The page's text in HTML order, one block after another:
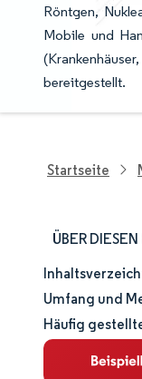
Röntgen,
Mobile und
bereitgestellt.
Startseite
ÜBER
Marktgröße
Trends
Umfang und
Häufig